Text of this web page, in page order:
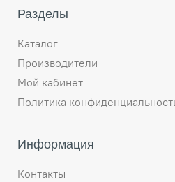
Разделы
Каталог
Производители
Мой кабинет
Политика
Информация
Контакты